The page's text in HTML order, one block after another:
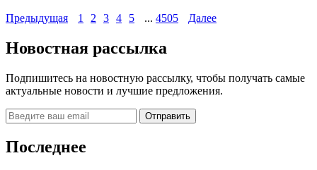
Предыдущая 1 2 3 4 5 ... 4505 Далее
Новостная рассылка
Подпишитесь на новостную рассылку, чтобы получать самые
актуальные новости и лучшие предложения.
Последнее